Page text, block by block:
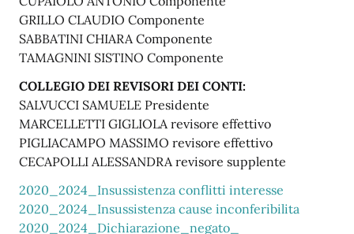
GRILLO CLAUDIO Componente
SABBATINI CHIARA Componente
TAMAGNINI SISTINO Componente
COLLEGIO DEI REVISORI DEI CONTI:
SALVUCCI SAMUELE Presidente
MARCELLETTI GIGLIOLA revisore effettivo
PIGLIACAMPO MASSIMO revisore effettivo
CECAPOLLI ALESSANDRA revisore supplente
2020_2024_Insussistenza conflitti interesse
2020_2024_Insussistenza cause inconferibilita
2020_2024_Dichiarazione_negato_